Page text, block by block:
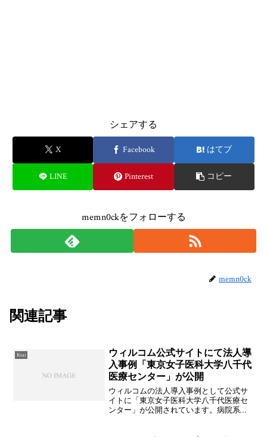
シェアする
X Facebook はてブ
LINE Pinterest コピー
memn0ckをフォローする
memn0ck
関連記事
Ktai
ウィルコム公式サイトにて法人導
入事例「東京女子医科大学八千代
医療センター」が公開
ウィルコムの法人導入事例として公式サ
イトに「東京女子医科大学八千代医療セ
ンター」が公開されています。病院系を